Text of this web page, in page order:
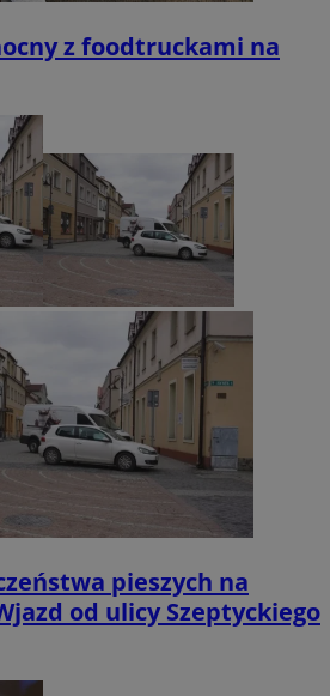
z foodtruckami na
pieszych na
od ulicy Szeptyckiego